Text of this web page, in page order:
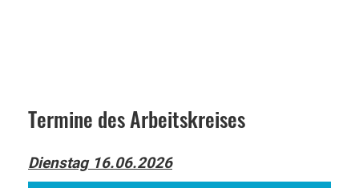
Termine des Arbeitskreises
Dienstag 16.06.2026